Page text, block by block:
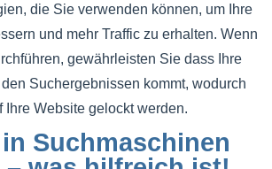
die Sie verwenden können, um Ihre
und mehr Traffic zu erhalten. Wenn
gewährleisten Sie dass Ihre
Suchergebnissen kommt, wodurch
Ihre Website gelockt werden.
Suchmaschinen